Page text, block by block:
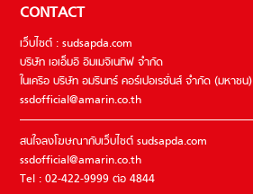
CONTACT
เว็บไซต์ : sudsapda.com
บริษัท เอเอ็มอี อิมเมจิเนทีฟ จำกัด
ในเครือ บริษัท อมรินทร์ คอร์เปอเรชั่นส์ จำกัด (มหาชน)
ssdofficial@amarin.co.th
สนใจลงโฆษณากับเว็บไซต์ sudsapda.com
ssdofficial@amarin.co.th
Tel : 02-422-9999 ต่อ 4844